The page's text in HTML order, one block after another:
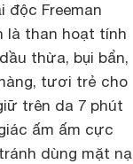
độc Freeman
là than hoạt tính
thừa, bụi bẩn,
tươi trẻ cho
trên da 7 phút
ấm ấm cực
dùng mặt nạ